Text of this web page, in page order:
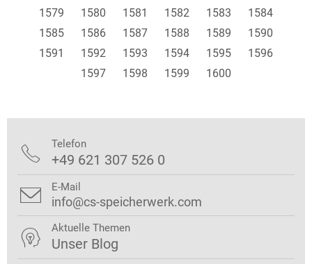
1579
1580 1581 1582 1583
1584
1585
1586 1587 1588 1589
1590
1591
1592 1593 1594 1595
1596
1597
1598 1599 1600
 Telefon
+49 621 307 526 0
 E-Mail
info@cs-speicherwerk.com
 Aktuelle Themen
Unser Blog